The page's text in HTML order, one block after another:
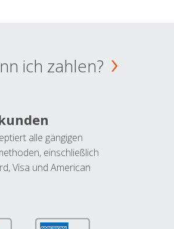
ich zahlen?
alle gängigen
einschließlich
Visa und American